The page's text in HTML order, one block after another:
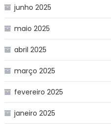
junho 2025
maio 2025
abril 2025
março 2025
fevereiro 2025
janeiro 2025